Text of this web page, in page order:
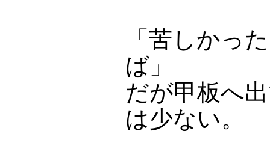
「苦しかっ
ば」
だが甲板へ
は少ない。